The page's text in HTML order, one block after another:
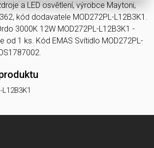
a LED osvětlení, výrobce Maytoni,
kód dodavatele MOD272PL-L12B3K1.
3000K 12W MOD272PL-L12B3K1 -
od 1 ks. Kód EMAS Svítidlo MOD272PL-